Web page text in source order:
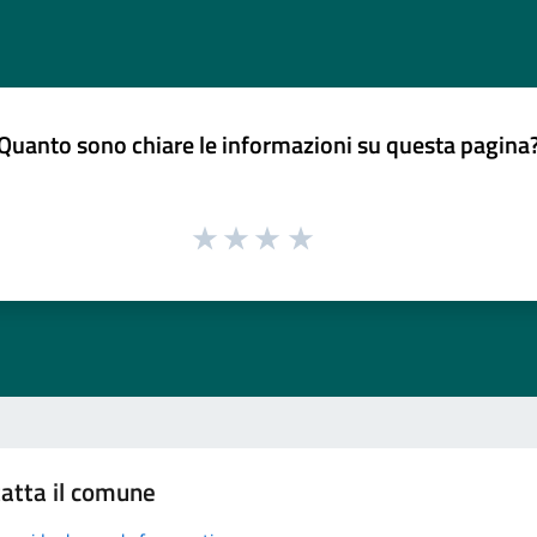
sono chiare le informazioni su questa
il comune